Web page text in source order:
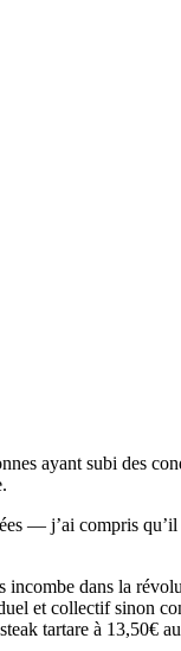
ayant subi des
— j’ai compris
incombe dans la
et collectif sinon
tartare à 13,50€